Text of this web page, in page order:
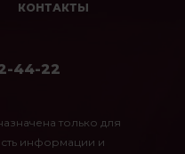
КОНТАКТЫ
44-22
только для
информации и